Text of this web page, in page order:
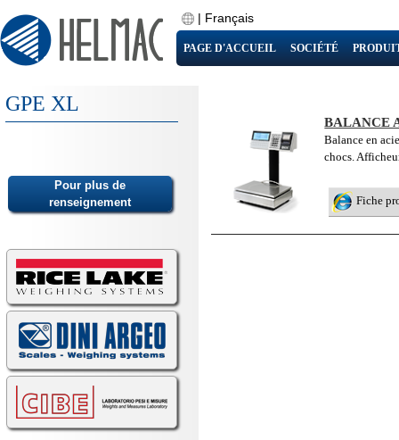
| Français
PAGE D'ACCUEIL SOCIÉTÉ
GPE XL
BALANCE
Balance en
chocs.
Fiche